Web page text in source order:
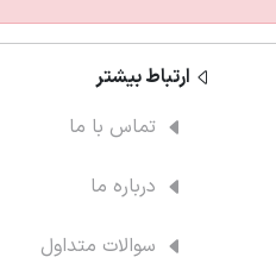
ارتباط‌ بیشتر
تماس با ما
درباره ما
سوالات متداول